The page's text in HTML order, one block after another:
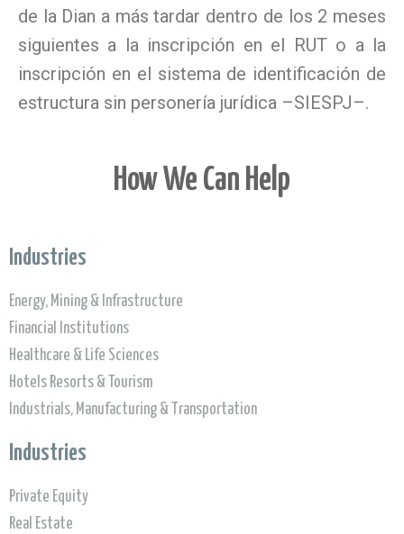
de la Dian a más tardar dentro de los 2 meses
siguientes a la inscripción en el RUT o a la
inscripción en el sistema de identificación de
estructura sin personería jurídica –SIESPJ–.
How We Can Help
Industries
Energy, Mining & Infrastructure
Financial Institutions
Healthcare & Life Sciences
Hotels Resorts & Tourism
Industrials, Manufacturing & Transportation
Industries
Private Equity
Real Estate